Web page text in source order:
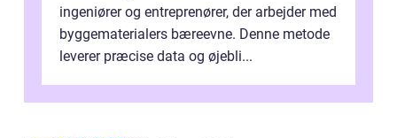
ingeniører og entreprenører, der arbejder med
byggematerialers bæreevne. Denne metode
leverer præcise data og øjebli...